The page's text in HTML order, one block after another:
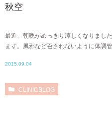
秋空
最近、朝晩がめっきり涼しくなりまし
ます。風邪など召されないように体調
2015.09.04
CLINICBLOG